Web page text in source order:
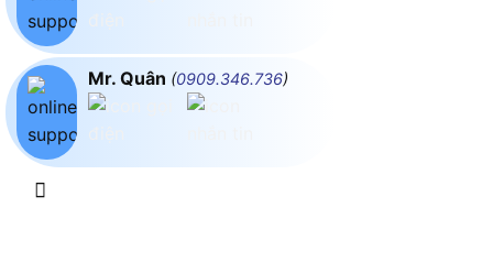
Mr. Quân (0909.346.736)